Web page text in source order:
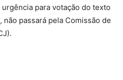
para votação do texto
passará pela Comissão de